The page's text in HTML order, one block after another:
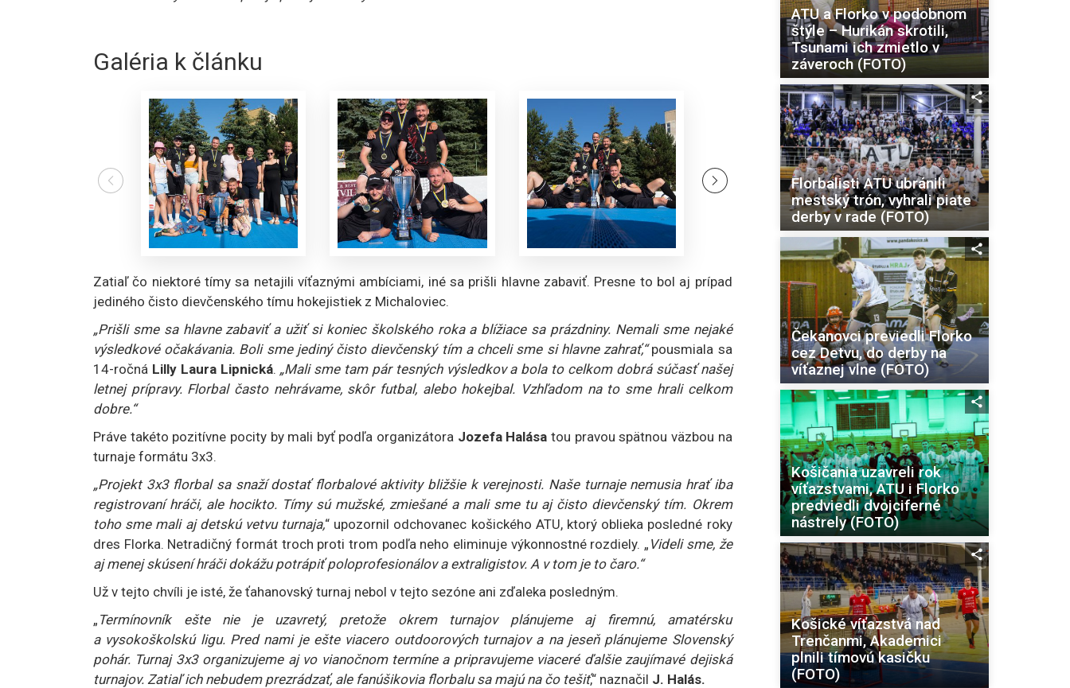
Galéria k článku
Zatiaľ čo niektoré tímy sa netajili víťaznými ambíciami, iné sa prišli hlavne zabaviť. Presne to bol aj prípad
jediného čisto dievčenského tímu hokejistiek z Michaloviec.
„Prišli sme sa hlavne zabaviť a užiť si koniec školského roka a blížiace sa prázdniny. Nemali sme nejaké
výsledkové očakávania. Boli sme jediný čisto dievčenský tím a chceli sme si hlavne zahrať,“pousmiala sa
14-ročná Lilly Laura Lipnická. „Mali sme tam pár tesných výsledkov a bola to celkom dobrá súčasť našej
letnej prípravy. Florbal často nehrávame, skôr futbal, alebo hokejbal. Vzhľadom na to sme hrali celkom
dobre.“
Práve takéto pozitívne pocity by mali byť podľa organizátora Jozefa Halása tou pravou spätnou väzbou na
turnaje formátu 3x3.
„Projekt 3x3 florbal sa snaží dostať florbalové aktivity bližšie k verejnosti. Naše turnaje nemusia hrať iba
registrovaní hráči, ale hocikto. Tímy sú mužské, zmiešané a mali sme tu aj čisto dievčenský tím. Okrem
toho sme mali aj detskú vetvu turnaja,“ upozornil odchovanec košického ATU, ktorý oblieka posledné roky
dres Florka. Netradičný formát troch proti trom podľa neho eliminuje výkonnostné rozdiely. „ Videli sme, že
aj menej skúsení hráči dokážu potrápiť poloprofesionálov a extraligistov. A v tom je to čaro.“
Už v tejto chvíli je isté, že ťahanovský turnaj nebol v tejto sezóne ani zďaleka posledným.
„ Termínovník ešte nie je uzavretý, pretože okrem turnajov plánujeme aj firemnú, amatérsku
a vysokoškolskú ligu. Pred nami je ešte viacero outdoorových turnajov a na jeseň plánujeme Slovenský
pohár. Turnaj 3x3 organizujeme aj vo vianočnom termíne a pripravujeme viaceré ďalšie zaujímavé dejiská
turnajov. Zatiaľ ich nebudem prezrádzať, ale fanúšikovia florbalu sa majú na čo tešiť,“ naznačil J. Halás.
ATU a Florko v podobnom
štýle – Hurikán skrotili,
Tsunami ich zmietlo v
záveroch (FOTO)
Florbalisti ATU ubránili
mestský trón, vyhrali piate
derby v rade (FOTO)
Čekanovci previedli Florko
cez Detvu, do derby na
víťaznej vlne (FOTO)
Košičania uzavreli rok
víťazstvami, ATU i Florko
predviedli dvojciferné
nástrely (FOTO)
Košické víťazstvá nad
Trenčanmi, Akademici
plnili tímovú kasičku
(FOTO)